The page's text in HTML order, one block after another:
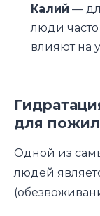
Калий —
люди
влияют на
для
Одной из
людей